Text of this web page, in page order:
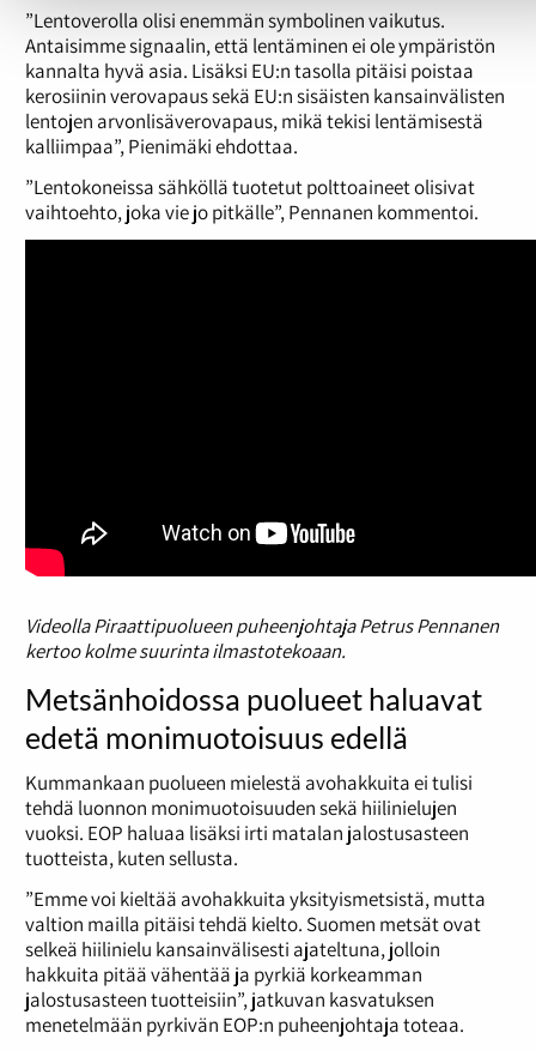
”Lentoverolla olisi enemmän symbolinen vaikutus.
Antaisimme signaalin, että lentäminen ei ole ympäristön
kannalta hyvä asia. Lisäksi EU:n tasolla pitäisi poistaa
kerosiinin verovapaus sekä EU:n sisäisten kansainvälisten
lentojen arvonlisäverovapaus, mikä tekisi lentämisestä
kalliimpaa”, Pienimäki ehdottaa.
”Lentokoneissa sähköllä tuotetut polttoaineet olisivat
vaihtoehto, joka vie jo pitkälle”, Pennanen kommentoi.
Videolla Piraattipuolueen puheenjohtaja Petrus Pennanen
kertoo kolme suurinta ilmastotekoaan.
Metsänhoidossa puolueet haluavat
edetä monimuotoisuus edellä
Kummankaan puolueen mielestä avohakkuita ei tulisi
tehdä luonnon monimuotoisuuden sekä hiilinielujen
vuoksi. EOP haluaa lisäksi irti matalan jalostusasteen
tuotteista, kuten sellusta.
”Emme voi kieltää avohakkuita yksityismetsistä, mutta
valtion mailla pitäisi tehdä kielto. Suomen metsät ovat
selkeä hiilinielu kansainvälisesti ajateltuna, jolloin
hakkuita pitää vähentää ja pyrkiä korkeamman
jalostusasteen tuotteisiin”, jatkuvan kasvatuksen
menetelmään pyrkivän EOP:n puheenjohtaja toteaa.